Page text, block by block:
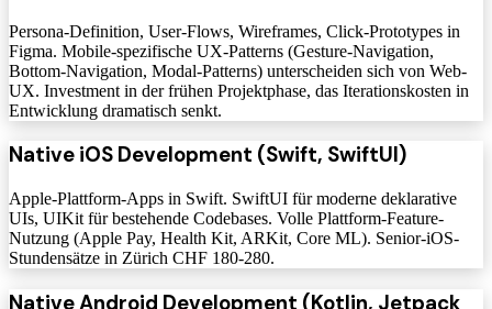
Persona-Definition, User-Flows, Wireframes, Click-Prototypes in
Figma. Mobile-spezifische UX-Patterns (Gesture-Navigation,
Bottom-Navigation, Modal-Patterns) unterscheiden sich von Web-
UX. Investment in der frühen Projektphase, das Iterationskosten in
Entwicklung dramatisch senkt.
Native iOS Development (Swift, SwiftUI)
Apple-Plattform-Apps in Swift. SwiftUI für moderne deklarative
UIs, UIKit für bestehende Codebases. Volle Plattform-Feature-
Nutzung (Apple Pay, Health Kit, ARKit, Core ML). Senior-iOS-
Stundensätze in Zürich CHF 180-280.
Native Android Development (Kotlin, Jetpack